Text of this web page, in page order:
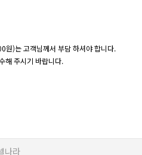
원)는 고객님께서 부담 하셔야 합니다.
해 주시기 바랍니다.
나라